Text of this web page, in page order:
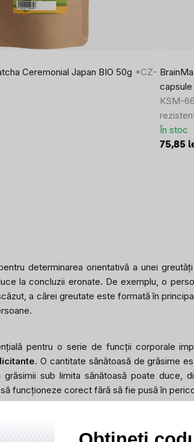
Ceremonial Japan BIO 50g *CZ-
KSM-
În stoc
75,85
determinarea orientativă a unei
la concluzii eronate. De exemplu, o
a cărei greutate este formată în
pentru o serie de funcții corporale
. O cantitate sănătoasă de grăsime
sub limita sănătoasă poate duce,
funcționeze corect fără să fie pusă în
de greutate